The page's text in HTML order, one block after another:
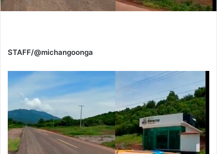
STAFF/@michangoonga